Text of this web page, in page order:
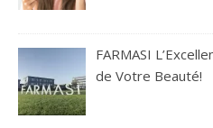
FARMASI
de Votre Beauté!